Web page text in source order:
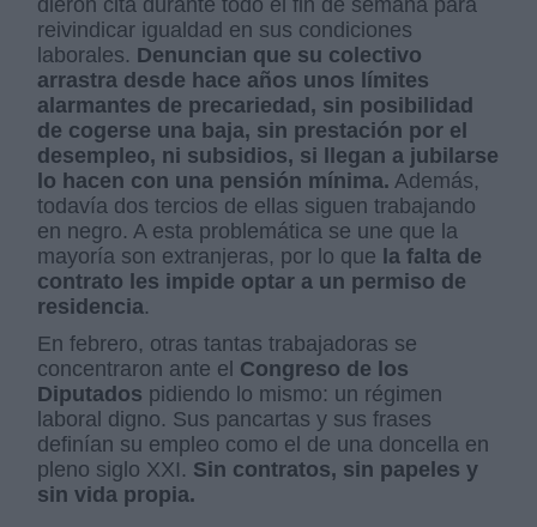
reivindicar igualdad en sus condiciones
laborales. Denuncian que su colectivo
arrastra desde hace años unos límites
alarmantes de precariedad, sin posibilidad
de cogerse una baja, sin prestación por el
desempleo, ni subsidios, si llegan a jubilarse
lo hacen con una pensión mínima. Además,
todavía dos tercios de ellas siguen trabajando
en negro. A esta problemática se une que la
mayoría son extranjeras, por lo que la falta de
contrato les impide optar a un permiso de
residencia.
En febrero, otras tantas trabajadoras se
concentraron ante el Congreso de los
Diputados pidiendo lo mismo: un régimen
laboral digno. Sus pancartas y sus frases
definían su empleo como el de una doncella en
pleno siglo XXI. Sin contratos, sin papeles y
sin vida propia.